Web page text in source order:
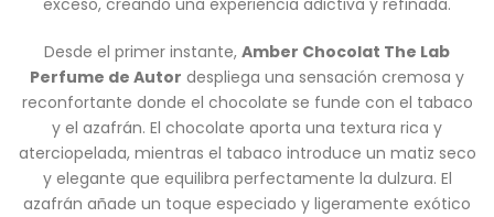
exceso, creando una experiencia adictiva y refinada.
Desde el primer instante, Amber Chocolat The Lab
Perfume de Autor despliega una sensación cremosa y
reconfortante donde el chocolate se funde con el tabaco
y el azafrán. El chocolate aporta una textura rica y
aterciopelada, mientras el tabaco introduce un matiz seco
y elegante que equilibra perfectamente la dulzura. El
azafrán añade un toque especiado y ligeramente exótico